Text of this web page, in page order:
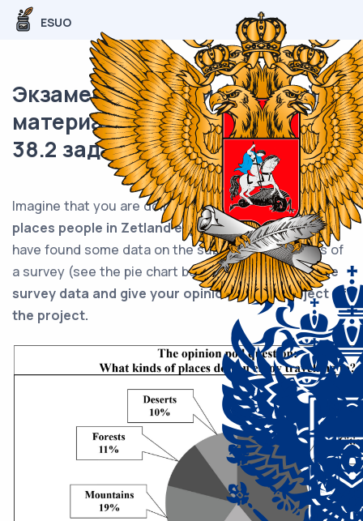
ESUO
Экзаменационный (типовой)
материал ЕГЭ / Английский /
38.2 задание (24) / 44
Imaginе that you arе doing a projеct onthe kinds of
places people in Zetland enjoy travelling to.You
have found some data on the subject – the results оf
a survey (see the pie chart below).Comment on the
survey data and give your opinion on the subject of
the project.